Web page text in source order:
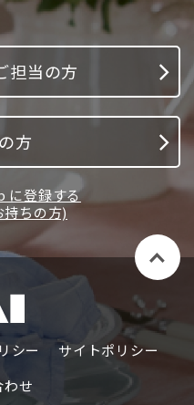
担当の方
方
に登録する
ちの方)
シー
サイトポリシー
わせ